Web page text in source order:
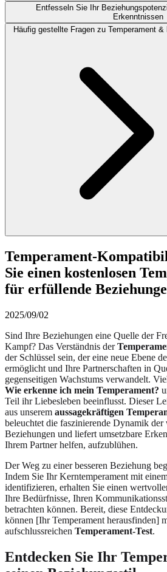
Entfesseln Sie Ihr
Erkenntnissen
Häufig gestellte Fragen zu Temperament &
Temperament-
Sie einen kostenlosen
für erfüllende
2025/09/02
Sind Ihre Beziehungen eine Quelle der
Kampf? Das Verständnis der
der Schlüssel sein, der eine neue Ebene
ermöglicht und Ihre Partnerschaften in
gegenseitigen Wachstums verwandelt.
Wie erkenne ich mein Temperament?
Teil ihr Liebesleben beeinflusst. Dieser
aus unserem aussagekräftigen
beleuchtet die faszinierende Dynamik der
Beziehungen und liefert umsetzbare
Ihrem Partner helfen, aufzublühen.
Der Weg zu einer besseren Beziehung
Indem Sie Ihr Kerntemperament mit
identifizieren, erhalten Sie einen
Ihre Bedürfnisse, Ihren
betrachten können. Bereit, diese
können [Ihr Temperament herausfinden]
aufschlussreichen Temperament-Test.
Entdecken Sie Ihr